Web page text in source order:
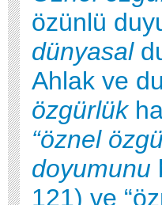
özünlü
dünyasal
Ahlak ve
özgürlük
“öznel
doyumunu
121) ve